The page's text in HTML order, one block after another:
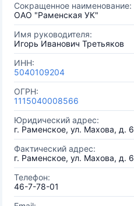
Сокращенное наименование:
ОАО "Раменская УК"
Имя руководителя:
Игорь Иванович Третьяков
ИНН:
5040109204
ОГРН:
1115040008566
Юридический адрес:
г. Раменское, ул. Махова, д. 6
Фактический адрес:
г. Раменское, ул. Махова, д. 6
Телефон:
46-7-78-01